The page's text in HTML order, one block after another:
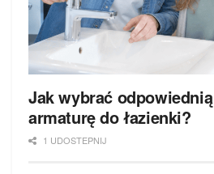
Jak wybrać odpowiednią
armaturę do łazienki?
1 UDOSTEPNIJ